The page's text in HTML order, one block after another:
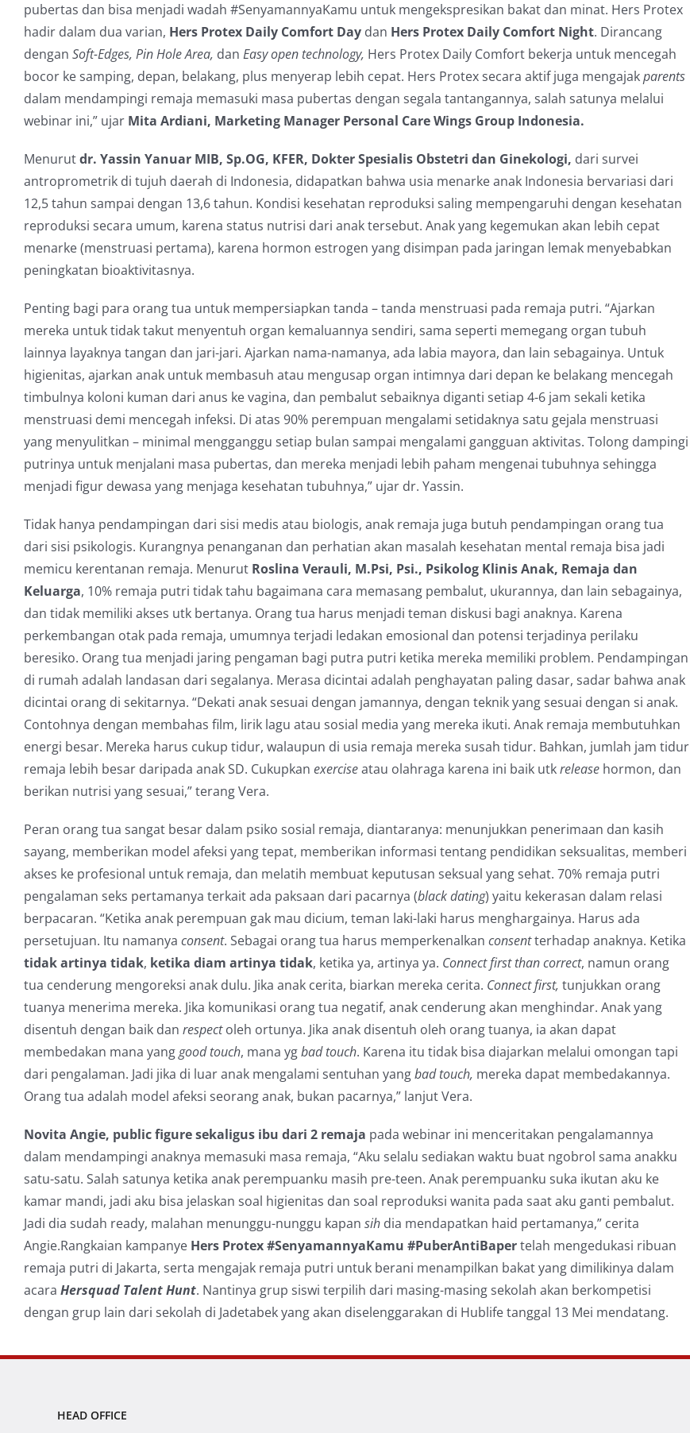
pubertas dan bisa menjadi wadah #SenyamannyaKamu untuk mengekspresikan bakat dan minat. Hers Protex
hadir dalam dua varian, Hers Protex Daily Comfort Daydan Hers Protex Daily Comfort Night. Dirancang
dengan Soft-Edges, Pin Hole Area, dan Easy open technology, Hers Protex Daily Comfort bekerja untuk mencegah
bocor ke samping, depan, belakang, plus menyerap lebih cepat. Hers Protex secara aktif juga mengajakparents
dalam mendampingi remaja memasuki masa pubertas dengan segala tantangannya, salah satunya melalui
webinar ini,” ujar Mita Ardiani, Marketing Manager Personal Care Wings Group Indonesia.
Menurutdr. Yassin Yanuar MIB, Sp.OG, KFER, Dokter Spesialis Obstetri dan Ginekologi, dari survei
antroprometrik di tujuh daerah di Indonesia, didapatkan bahwa usia menarke anak Indonesia bervariasi dari
12,5 tahun sampai dengan 13,6 tahun. Kondisi kesehatan reproduksi saling mempengaruhi dengan kesehatan
reproduksi secara umum, karena status nutrisi dari anak tersebut. Anak yang kegemukan akan lebih cepat
menarke (menstruasi pertama), karena hormon estrogen yang disimpan pada jaringan lemak menyebabkan
peningkatan bioaktivitasnya.
Penting bagi para orang tua untuk mempersiapkan tanda – tanda menstruasi pada remaja putri. “Ajarkan
mereka untuk tidak takut menyentuh organ kemaluannya sendiri, sama seperti memegang organ tubuh
lainnya layaknya tangan dan jari-jari. Ajarkan nama-namanya, ada labia mayora, dan lain sebagainya. Untuk
higienitas, ajarkan anak untuk membasuh atau mengusap organ intimnya dari depan ke belakang mencegah
timbulnya koloni kuman dari anus ke vagina, dan pembalut sebaiknya diganti setiap 4-6 jam sekali ketika
menstruasi demi mencegah infeksi. Di atas 90% perempuan mengalami setidaknya satu gejala menstruasi
yang menyulitkan – minimal mengganggu setiap bulan sampai mengalami gangguan aktivitas. Tolong dampingi
putrinya untuk menjalani masa pubertas, dan mereka menjadi lebih paham mengenai tubuhnya sehingga
menjadi figur dewasa yang menjaga kesehatan tubuhnya,” ujar dr. Yassin.
Tidak hanya pendampingan dari sisi medis atau biologis, anak remaja juga butuh pendampingan orang tua
dari sisi psikologis. Kurangnya penanganan dan perhatian akan masalah kesehatan mental remaja bisa jadi
memicu kerentanan remaja. Menurut Roslina Verauli, M.Psi, Psi., Psikolog Klinis Anak, Remaja dan
Keluarga, 10% remaja putri tidak tahu bagaimana cara memasang pembalut, ukurannya, dan lain sebagainya,
dan tidak memiliki akses utk bertanya. Orang tua harus menjadi teman diskusi bagi anaknya. Karena
perkembangan otak pada remaja, umumnya terjadi ledakan emosional dan potensi terjadinya perilaku
beresiko. Orang tua menjadi jaring pengaman bagi putra putri ketika mereka memiliki problem. Pendampingan
di rumah adalah landasan dari segalanya. Merasa dicintai adalah penghayatan paling dasar, sadar bahwa anak
dicintai orang di sekitarnya. “Dekati anak sesuai dengan jamannya, dengan teknik yang sesuai dengan si anak.
Contohnya dengan membahas film, lirik lagu atau sosial media yang mereka ikuti. Anak remaja membutuhkan
energi besar. Mereka harus cukup tidur, walaupun di usia remaja mereka susah tidur. Bahkan, jumlah jam tidur
remaja lebih besar daripada anak SD. Cukupkan exerciseatau olahraga karena ini baik utkreleasehormon, dan
berikan nutrisi yang sesuai,” terang Vera.
Peran orang tua sangat besar dalam psiko sosial remaja, diantaranya: menunjukkan penerimaan dan kasih
sayang, memberikan model afeksi yang tepat, memberikan informasi tentang pendidikan seksualitas, memberi
akses ke profesional untuk remaja, dan melatih membuat keputusan seksual yang sehat. 70% remaja putri
pengalaman seks pertamanya terkait ada paksaan dari pacarnya (black dating) yaitu kekerasan dalam relasi
berpacaran. “Ketika anak perempuan gak mau dicium, teman laki-laki harus menghargainya. Harus ada
persetujuan. Itu namanya consent. Sebagai orang tua harus memperkenalkan consentterhadap anaknya. Ketika
tidak artinya tidak, ketika diam artinya tidak, ketika ya, artinya ya. Connect first than correct, namun orang
tua cenderung mengoreksi anak dulu. Jika anak cerita, biarkan mereka cerita. Connect first, tunjukkan orang
tuanya menerima mereka. Jika komunikasi orang tua negatif, anak cenderung akan menghindar. Anak yang
disentuh dengan baik dan respectoleh ortunya. Jika anak disentuh oleh orang tuanya, ia akan dapat
membedakan mana yanggood touch, mana ygbad touch. Karena itu tidak bisa diajarkan melalui omongan tapi
dari pengalaman. Jadi jika di luar anak mengalami sentuhan yangbad touch, mereka dapat membedakannya.
Orang tua adalah model afeksi seorang anak, bukan pacarnya,” lanjut Vera.
Novita Angie, public figure sekaligus ibu dari 2 remaja pada webinar ini menceritakan pengalamannya
dalam mendampingi anaknya memasuki masa remaja, “Aku selalu sediakan waktu buat ngobrol sama anakku
satu-satu. Salah satunya ketika anak perempuanku masih pre-teen. Anak perempuanku suka ikutan aku ke
kamar mandi, jadi aku bisa jelaskan soal higienitas dan soal reproduksi wanita pada saat aku ganti pembalut.
Jadi dia sudah ready, malahan menunggu-nunggu kapan sihdia mendapatkan haid pertamanya,” cerita
Angie.Rangkaian kampanye Hers Protex #SenyamannyaKamu #PuberAntiBapertelah mengedukasi ribuan
remaja putri di Jakarta, serta mengajak remaja putri untuk berani menampilkan bakat yang dimilikinya dalam
acara Hersquad Talent Hunt. Nantinya grup siswi terpilih dari masing-masing sekolah akan berkompetisi
dengan grup lain dari sekolah di Jadetabek yang akan diselenggarakan di Hublife tanggal 13 Mei mendatang.
HEAD OFFICE